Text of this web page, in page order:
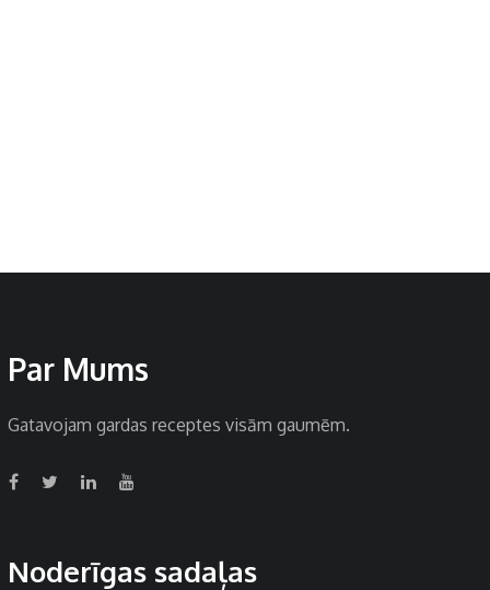
Par Mums
Gatavojam gardas receptes visām gaumēm.
Noderīgas sadaļas